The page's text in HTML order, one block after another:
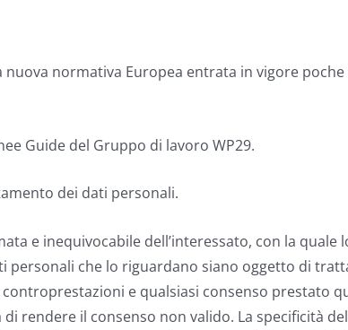
normativa Europea entrata in vigore
Guide del Gruppo di lavoro WP29.
dei dati personali.
e inequivocabile dell’interessato, con la quale
che lo riguardano siano oggetto di
e qualsiasi consenso prestato
rendere il consenso non valido. La specificità